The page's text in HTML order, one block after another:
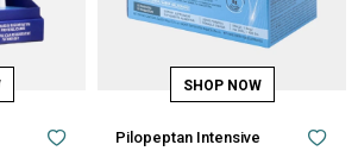
Pilopeptan Intensive